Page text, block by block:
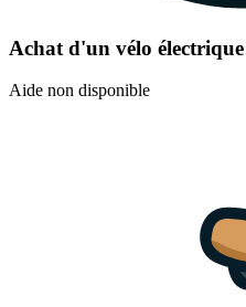
Achat d'un vélo électrique
Aide non disponible